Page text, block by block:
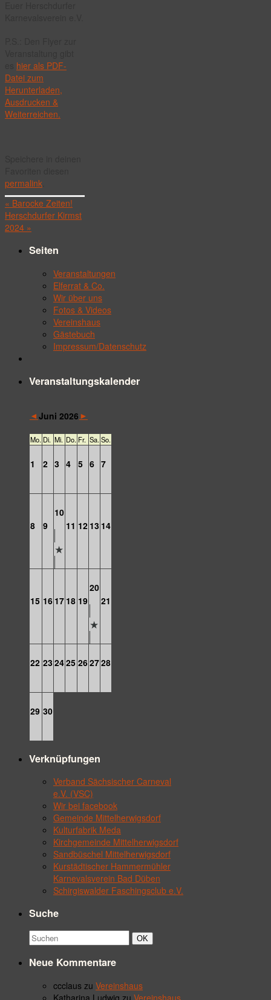
hier als PDF-
Datei zum
Herunterladen,
Ausdrucken &
Weiterreichen.
permalink
« Barocke Zeiten!
Herschdurfer Kirmst
2024 »
Seiten
Veranstaltungen
Elferrat & Co.
Wir über uns
Fotos & Videos
Vereinshaus
Gästebuch
Impressum/Datenschutz
Veranstaltungskalender
◄ Juni 2026 ►
Mo. Di. Mi. Do. Fr. Sa.So.
1 2 3 4 5 6 7
8 9
10
11 12 13 14
15 16 17 18 19
20
21
22 232425 262728
29 30
Verknüpfungen
Verband Sächsischer Carneval
e.V. (VSC)
Wir bei facebook
Gemeinde Mittelherwigsdorf
Kulturfabrik Meda
Kirchgemeinde Mittelherwigsdorf
Sandbüschel Mittelherwigsdorf
Kurstädtischer Hammermühler
Karnevalsverein Bad Düben
Schirgiswalder Faschingsclub e.V.
Suche
Suchbegriff: Suchen
OK
Neue Kommentare
ccclaus zu Vereinshaus
Katharina Ludwig zu Vereinshaus